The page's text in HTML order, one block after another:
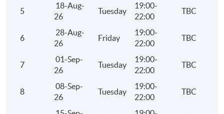
評核類別 內容
3小時筆試，包括計算題及文字題
5
18-Aug-
26
Tuesday
19:00-
22:00
TBC
6
28-Aug-
26
Friday
19:00-
22:00
TBC
7
01-Sep-
26
Tuesday
19:00-
22:00
TBC
8
08-Sep-
26
Tuesday
19:00-
22:00
TBC